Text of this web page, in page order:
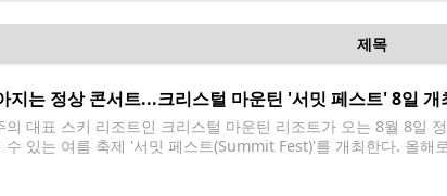
제목
지는 정상 콘서트...크리스털 마운틴 '서밋 페스트' 8일 개
의 대표 스키 리조트인 크리스털 마운틴 리조트가 오는 8월 8일
수 있는 여름 축제 '서밋 페스트(Summit Fest)'를 개최한다. 올해